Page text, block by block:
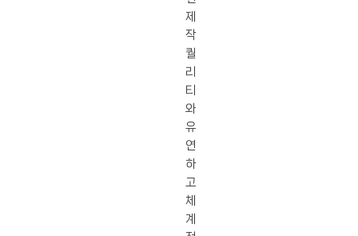
제
작
퀄
리
티
와
유
연
하
고
체
계